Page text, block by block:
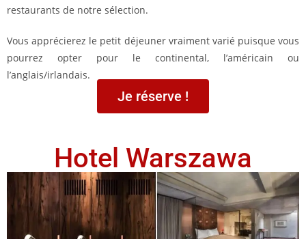
restaurants de notre sélection.
Vous apprécierez le petit déjeuner vraiment varié puisque vous
pourrez opter pour le continental, l’américain ou
l’anglais/irlandais.
Je réserve !
Hotel Warszawa